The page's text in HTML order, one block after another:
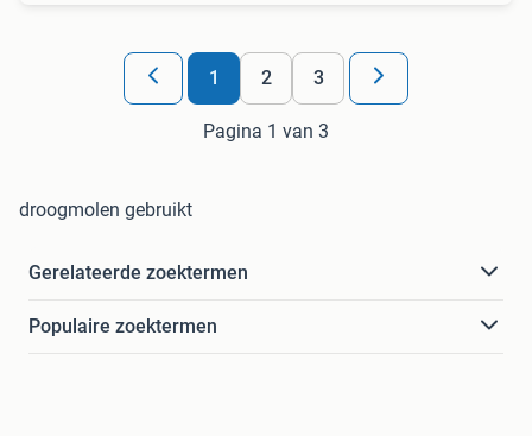
1 2 3
Pagina 1 van 3
droogmolen gebruikt
Gerelateerde zoektermen
Populaire zoektermen